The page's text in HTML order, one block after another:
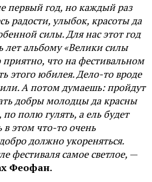
первый год, но каждый раз
радости, улыбок, красоты да
силы. Для нас этот год
альбому «Велики силы
что на фестивальном
этого юбилея. Дело-то вроде
А потом думаешь: пройдут
добры молодцы да красны
полю гулять, а ель будет
в этом что-то очень
должно укореняться.
фестиваля самое светлое, —
Феофан.